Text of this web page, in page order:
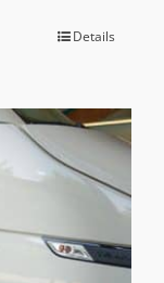
Details